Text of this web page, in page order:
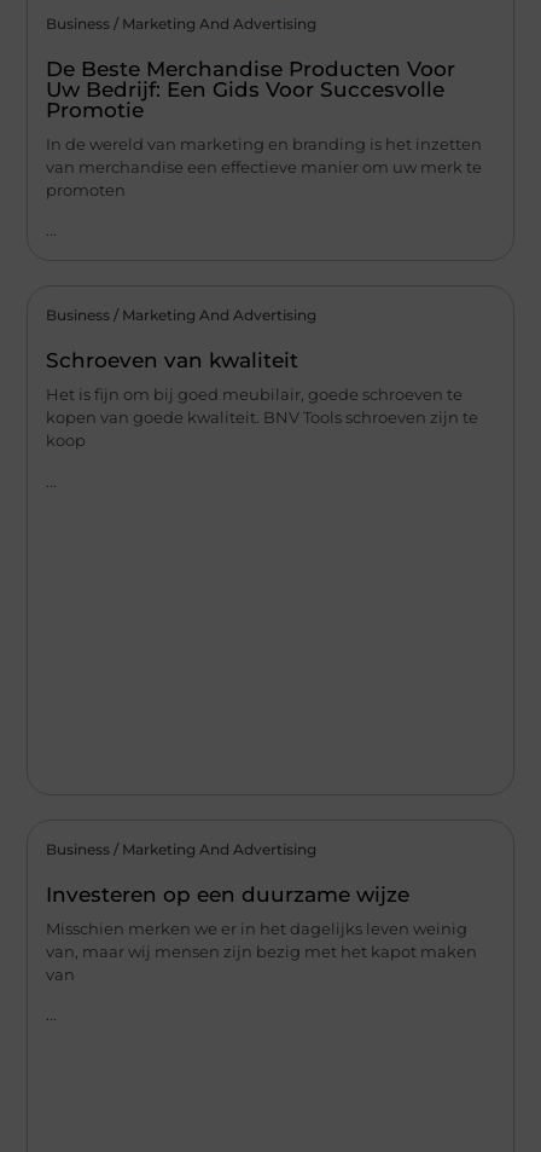
Business / Marketing And Advertising
De Beste Merchandise Producten Voor
Uw Bedrijf: Een Gids Voor Succesvolle
Promotie
In de wereld van marketing en branding is het inzetten
van merchandise een effectieve manier om uw merk te
promoten
...
Business / Marketing And Advertising
Schroeven van kwaliteit
Het is fijn om bij goed meubilair, goede schroeven te
kopen van goede kwaliteit. BNV Tools schroeven zijn te
koop
Business / Marketing And Advertising
Investeren op een duurzame wijze
Misschien merken we er in het dagelijks leven weinig
van, maar wij mensen zijn bezig met het kapot maken
van
...